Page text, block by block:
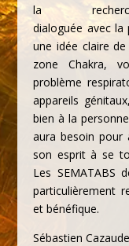
la
dialoguée avec
une idée claire
zone Chakra,
problème
appareils
bien à la
aura besoin pour
son esprit à se
Les SEMATABS
particulièrement
et bénéfique.
Sébastien